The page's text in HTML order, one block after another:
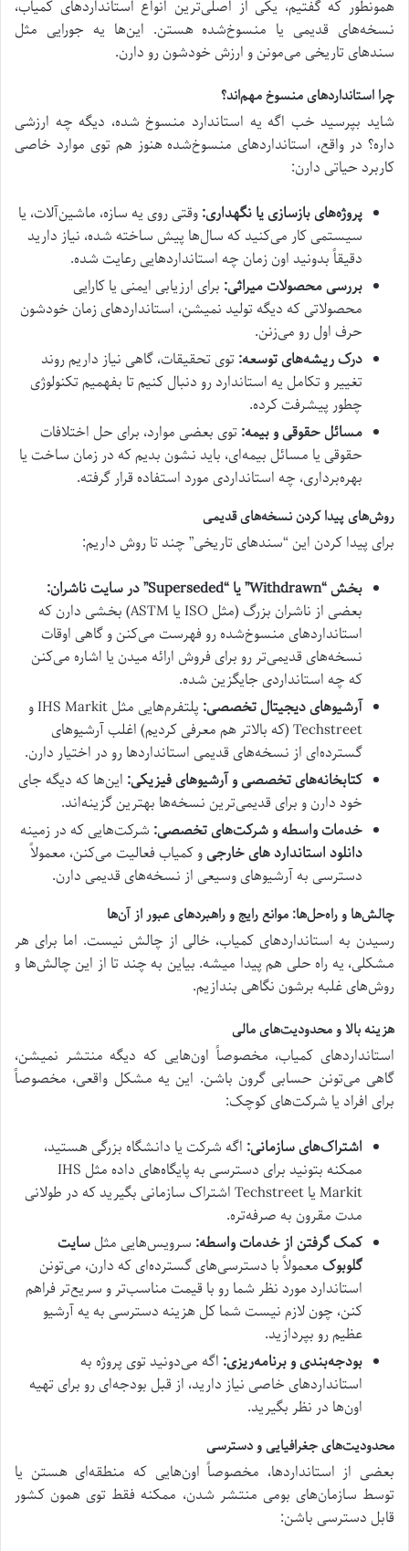
همونطور که گفتیم، یکی از اصلی‌ترین انواع استانداردهای کمیاب،
نسخه‌های قدیمی یا منسوخ‌شده هستن. این‌ها یه جورایی مثل
سندهای تاریخی می‌مونن و ارزش خودشون رو دارن.
چرا استانداردهای منسوخ مهم‌اند؟
شاید بپرسید خب اگه یه استاندارد منسوخ شده، دیگه چه ارزشی
داره؟ در واقع، استانداردهای منسوخ‌شده هنوز هم توی موارد خاصی
کاربرد حیاتی دارن:
پروژه‌های بازسازی یا نگهداری:وقتی روی یه سازه، ماشین‌آلات، یا
سیستمی کار می‌کنید که سال‌ها پیش ساخته شده، نیاز دارید
دقیقاً بدونید اون زمان چه استانداردهایی رعایت شده.
بررسی محصولات میراثی: برای ارزیابی ایمنی یا کارایی
محصولاتی که دیگه تولید نمیشن، استانداردهای زمان خودشون
حرف اول رو می‌زنن.
درک ریشه‌های توسعه:توی تحقیقات، گاهی نیاز داریم روند
تغییر و تکامل یه استاندارد رو دنبال کنیم تا بفهمیم تکنولوژی
چطور پیشرفت کرده.
مسائل حقوقی و بیمه:توی بعضی موارد، برای حل اختلافات
حقوقی یا مسائل بیمه‌ای، باید نشون بدیم که در زمان ساخت یا
بهره‌برداری، چه استانداردی مورد استفاده قرار گرفته.
روش‌های پیدا کردن نسخه‌های قدیمی
برای پیدا کردن این “سندهای تاریخی” چند تا روش داریم:
بخش “Withdrawn” یا “Superseded” در سایت ناشران:
بعضی از ناشران بزرگ (مثل ISO یا ASTM) بخشی دارن که
استانداردهای منسوخ‌شده رو فهرست می‌کنن و گاهی اوقات
نسخه‌های قدیمی‌تر رو برای فروش ارائه میدن یا اشاره می‌کنن
که چه استانداردی جایگزین شده.
آرشیوهای دیجیتال تخصصی:
پلتفرم‌هایی مثل IHS Markit و
Techstreet (که بالاتر هم معرفی کردیم) اغلب آرشیوهای
گسترده‌ای از نسخه‌های قدیمی استانداردها رو در اختیار دارن.
کتابخانه‌های تخصصی و آرشیوهای فیزیکی: این‌ها که دیگه جای
خود دارن و برای قدیمی‌ترین نسخه‌ها بهترین گزینه‌اند.
خدمات واسطه و شرکت‌های تخصصی: شرکت‌هایی که در زمینه
دانلود استاندارد های خارجیو کمیاب فعالیت می‌کنن، معمولاً
دسترسی به آرشیوهای وسیعی از نسخه‌های قدیمی دارن.
چالش‌ها و راه‌حل‌ها: موانع رایج و راهبردهای عبور از آن‌ها
رسیدن به استانداردهای کمیاب، خالی از چالش نیست. اما برای هر
مشکلی، یه راه حلی هم پیدا میشه. بیاین به چند تا از این چالش‌ها و
روش‌های غلبه برشون نگاهی بندازیم.
هزینه بالا و محدودیت‌های مالی
استانداردهای کمیاب، مخصوصاً اون‌هایی که دیگه منتشر نمیشن،
گاهی می‌تونن حسابی گرون باشن. این یه مشکل واقعی، مخصوصاً
برای افراد یا شرکت‌های کوچک:
اشتراک‌های سازمانی: اگه شرکت یا دانشگاه بزرگی هستید،
ممکنه بتونید برای دسترسی به پایگاه‌های داده مثل IHS
Markit یا Techstreet اشتراک سازمانی بگیرید که در طولانی
مدت مقرون به صرفه‌تره.
کمک گرفتن از خدمات واسطه: سرویس‌هایی مثلسایت
گلوبوکمعمولاً با دسترسی‌های گسترده‌ای که دارن، می‌تونن
استاندارد مورد نظر شما رو با قیمت مناسب‌تر و سریع‌تر فراهم
کنن، چون لازم نیست شما کل هزینه دسترسی به یه آرشیو
عظیم رو بپردازید.
بودجه‌بندی و برنامه‌ریزی: اگه می‌دونید توی پروژه به
استانداردهای خاصی نیاز دارید، از قبل بودجه‌ای رو برای تهیه
اون‌ها در نظر بگیرید.
محدودیت‌های جغرافیایی و دسترسی
بعضی از استانداردها، مخصوصاً اون‌هایی که منطقه‌ای هستن یا
توسط سازمان‌های بومی منتشر شدن، ممکنه فقط توی همون کشور
قابل دسترسی باشن: